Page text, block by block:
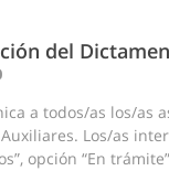
del
a todos/as los/as
Los/as
opción “En